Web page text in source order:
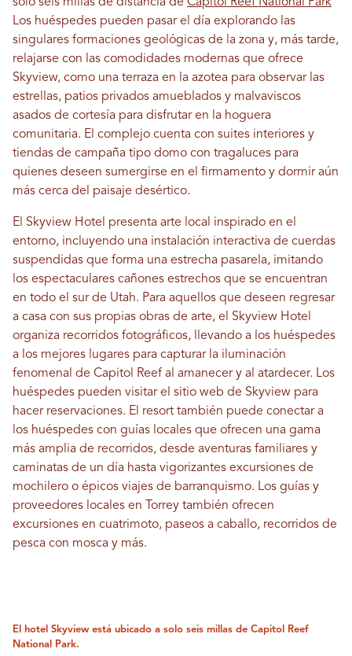
Los huéspedes pueden pasar el día explorando las
singulares formaciones geológicas de la zona y, más tarde,
relajarse con las comodidades modernas que ofrece
Skyview, como una terraza en la azotea para observar las
estrellas, patios privados amueblados y malvaviscos
asados ​​de cortesía para disfrutar en la hoguera
comunitaria. El complejo cuenta con suites interiores y
tiendas de campaña tipo domo con tragaluces para
quienes deseen sumergirse en el firmamento y dormir aún
más cerca del paisaje desértico.
El Skyview Hotel presenta arte local inspirado en el
entorno, incluyendo una instalación interactiva de cuerdas
suspendidas que forma una estrecha pasarela, imitando
los espectaculares cañones estrechos que se encuentran
en todo el sur de Utah. Para aquellos que deseen regresar
a casa con sus propias obras de arte, el Skyview Hotel
organiza recorridos fotográficos, llevando a los huéspedes
a los mejores lugares para capturar la iluminación
fenomenal de Capitol Reef al amanecer y al atardecer. Los
huéspedes pueden visitar el sitio web de Skyview para
hacer reservaciones. El resort también puede conectar a
los huéspedes con guías locales que ofrecen una gama
más amplia de recorridos, desde aventuras familiares y
caminatas de un día hasta vigorizantes excursiones de
mochilero o épicos viajes de barranquismo. Los guías y
proveedores locales en Torrey también ofrecen
excursiones en cuatrimoto, paseos a caballo, recorridos de
pesca con mosca y más.
El hotel Skyview está ubicado a solo seis millas de Capitol Reef
National Park.